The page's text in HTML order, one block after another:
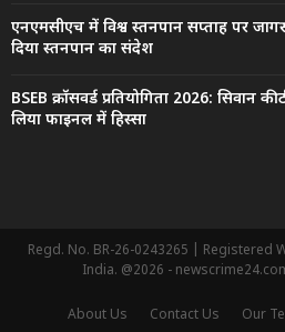
एनएमसीएच में विश्व स्तनपान सप्ताह पर
दिया स्तनपान का संदेश
BSEB क्रॉसवर्ड प्रतियोगिता 2026: सिवान
लिया फाइनल में हिस्सा
Regd. No. BR-26-0243265 | Registered
India. @2026 -
About Us Contact Us Our